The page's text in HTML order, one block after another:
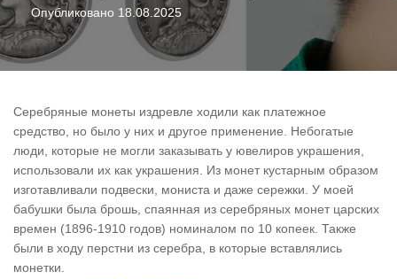
Опубликовано 18.08.2025
Серебряные монеты издревле ходили как платежное
средство, но было у них и другое применение. Небогатые
люди, которые не могли заказывать у ювелиров украшения,
использовали их как украшения. Из монет кустарным образом
изготавливали подвески, мониста и даже сережки. У моей
бабушки была брошь, спаянная из серебряных монет царских
времен (1896-1910 годов) номиналом по 10 копеек. Также
были в ходу перстни из серебра, в которые вставлялись
монетки.